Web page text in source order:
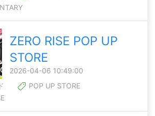
ZERO RISE POP UP
STORE
2026-04-06 10:49:00
POP UP STORE